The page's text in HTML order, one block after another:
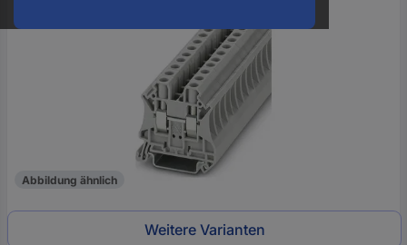
Abbildung ähnlich
Weitere Varianten